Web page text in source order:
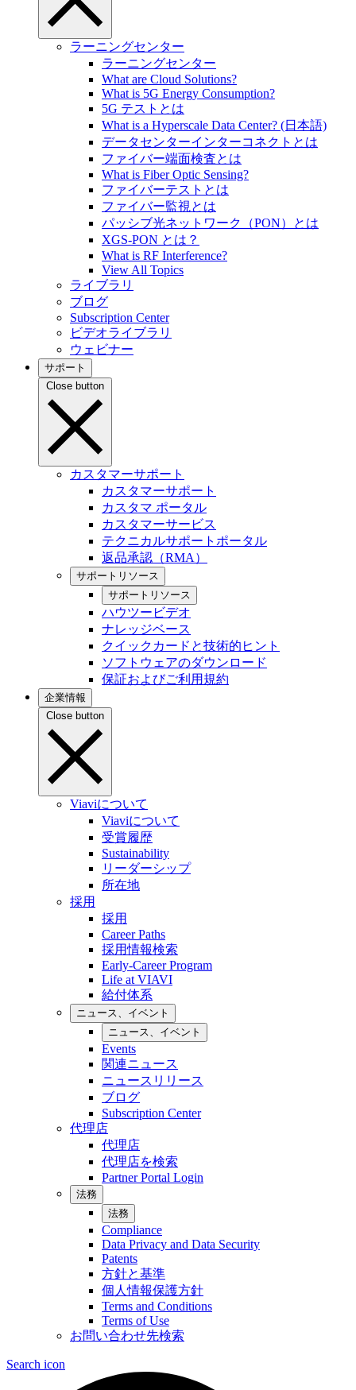
ラーニングセンター
ラーニングセンター
What are Cloud Solutions?
What is 5G Energy Consumption?
5G テストとは
What is a Hyperscale Data Center? (日本語)
データセンターインターコネクトとは
ファイバー端面検査とは
What is Fiber Optic Sensing?
ファイバーテストとは
ファイバー監視とは
パッシブ光ネットワーク（PON）とは
XGS-PON とは？
What is RF Interference?
View All Topics
ライブラリ
ブログ
Subscription Center
ビデオライブラリ
ウェビナー
サポート
Close button
カスタマーサポート
カスタマーサポート
カスタマ ポータル
カスタマーサービス
テクニカルサポートポータル
返品承認（RMA）
サポートリソース
サポートリソース
ハウツービデオ
ナレッジベース
クイックカードと技術的ヒント
ソフトウェアのダウンロード
保証およびご利用規約
企業情報
Close button
Viaviについて
Viaviについて
受賞履歴
Sustainability
リーダーシップ
所在地
採用
採用
Career Paths
採用情報検索
Early-Career Program
Life at VIAVI
給付体系
ニュース、イベント
ニュース、イベント
Events
関連ニュース
ニュースリリース
ブログ
Subscription Center
代理店
代理店
代理店を検索
Partner Portal Login
法務
法務
Compliance
Data Privacy and Data Security
Patents
方針と基準
個人情報保護方針
Terms and Conditions
Terms of Use
お問い合わせ先検索
Search icon